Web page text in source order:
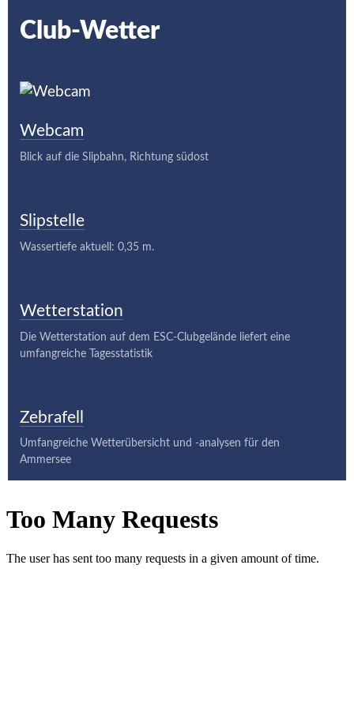
Club-Wetter
Webcam
Blick auf die Slipbahn, Richtung südost
Slipstelle
Wassertiefe aktuell: 0,35 m.
Wetterstation
Die Wetterstation auf dem ESC-Clubgelände liefert eine
umfangreiche Tagesstatistik
Zebrafell
Umfangreiche Wetterübersicht und -analysen für den
Ammersee